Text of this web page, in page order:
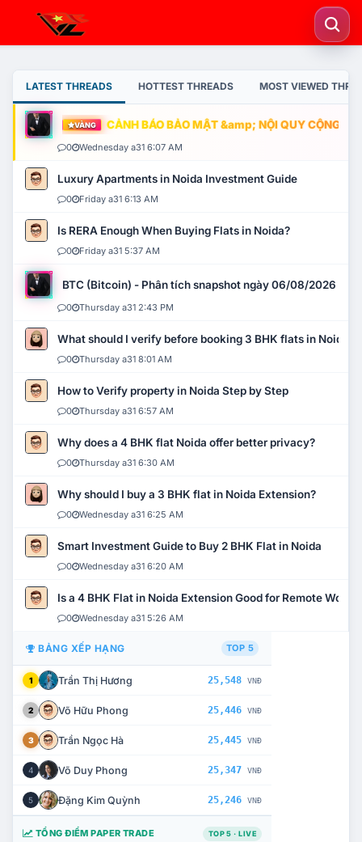
LATEST THREADS HOTTEST THREADS MOST VIEWED
VÀNG CẢNH BÁO BẢO MẬT &amp; NỘI QUY CỘNG
0 Wednesday a31 6:07 AM
Luxury Apartments in Noida Investment Guide
0 Friday a31 6:13 AM
Is RERA Enough When Buying Flats in Noida?
0 Friday a31 5:37 AM
BTC (Bitcoin) - Phân tích snapshot ngày 06/08/2026
0 Thursday a31 2:43 PM
What should I verify before booking 3 BHK flats in Noida?
0 Thursday a31 8:01 AM
How to Verify property in Noida Step by Step
0 Thursday a31 6:57 AM
Why does a 4 BHK flat Noida offer better privacy?
0 Thursday a31 6:30 AM
Why should I buy a 3 BHK flat in Noida Extension?
0 Wednesday a31 6:25 AM
Smart Investment Guide to Buy 2 BHK Flat in Noida
0 Wednesday a31 6:20 AM
Is a 4 BHK Flat in Noida Extension Good for Remote Work?
0 Wednesday a31 5:26 AM
BẢNG XẾP HẠNG TOP 5
1 Trần Thị Hương 25,548 VNĐ
2 Võ Hữu Phong 25,446 VNĐ
3 Trần Ngọc Hà 25,445 VNĐ
4 Võ Duy Phong 25,347 VNĐ
5 Đặng Kim Quỳnh 25,246 VNĐ
TỔNG ĐIỂM PAPER TRADE TOP 5 · LIVE